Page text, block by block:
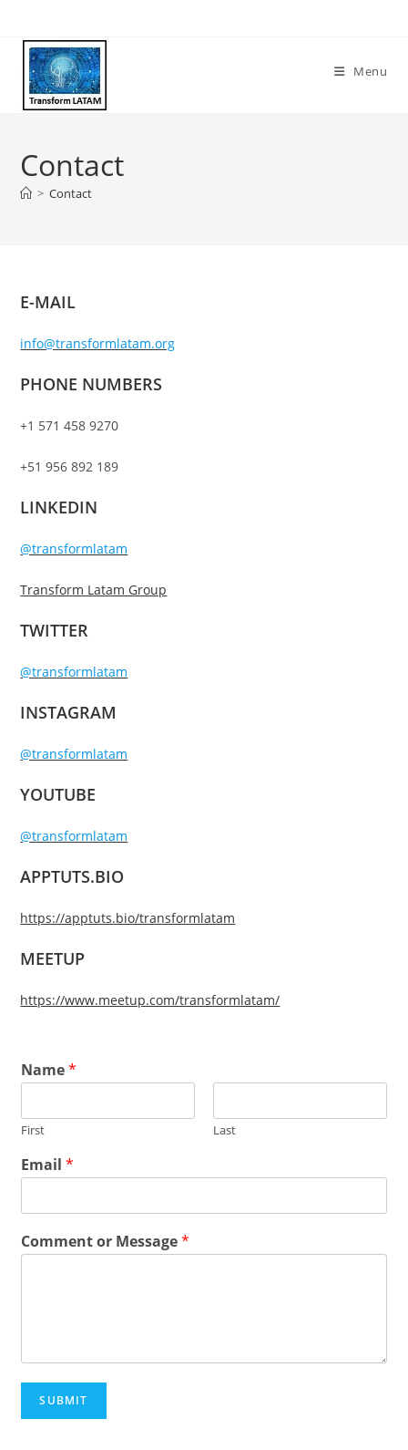
content
Menu
Contact
> Contact
E-MAIL
info@transformlatam.org
PHONE NUMBERS
+1 571 458 9270
+51 956 892 189
LINKEDIN
@transformlatam
Transform Latam Group
TWITTER
@transformlatam
INSTAGRAM
@transformlatam
YOUTUBE
@transformlatam
APPTUTS.BIO
https://apptuts.bio/transformlatam
MEETUP
https://www.meetup.com/transformlatam/
Name*
First Last
Email*
Comment or Message*
SUBMIT